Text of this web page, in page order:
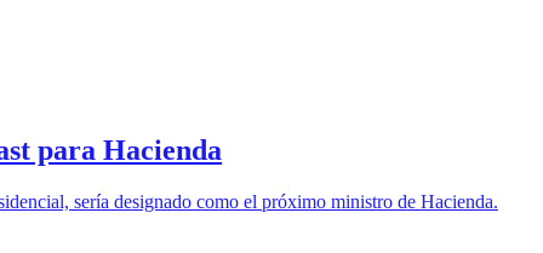
para Hacienda
sería designado como el próximo ministro de Hacienda.